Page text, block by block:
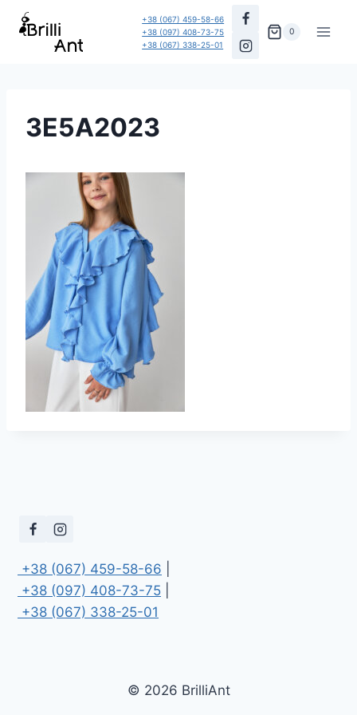
Перейти
+38 (067) 459-58-66
+38 (097) 408-73-75
+38 (067) 338-25-01
0
3E5A2023
+38 (067) 459-58-66
+38 (097) 408-73-75
+38 (067) 338-25-01
© 2026 BrilliAnt